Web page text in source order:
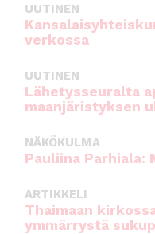
UUTINEN
verkossa
UUTINEN
Lähetysseuralta
maanjäristyksen
NÄKÖKULMA
Pauliina Parhiala:
ARTIKKELI
Thaimaan
ymmärrystä